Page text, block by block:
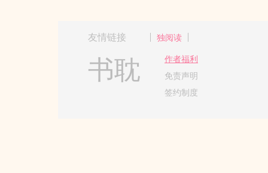
友情链接 独阅读
书耽
作者福利
免责声明
签约制度